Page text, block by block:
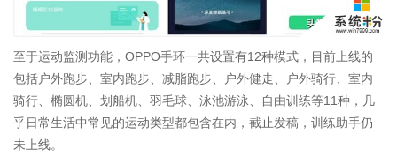
至于运动监测功能，OPPO手环一共设置有12种模式，目前上线的
包括户外跑步、室内跑步、减脂跑步、户外健走、户外骑行、室内
骑行、椭圆机、划船机、羽毛球、泳池游泳、自由训练等11种，几
乎日常生活中常见的运动类型都包含在内，截止发稿，训练助手仍
未上线。